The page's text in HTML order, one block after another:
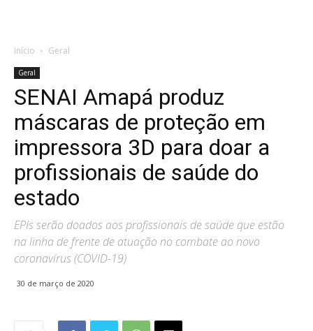
Início Geral
Geral
SENAI Amapá produz
máscaras de proteção em
impressora 3D para doar a
profissionais de saúde do
estado
EPIs serão doados aos profissionais de saúde que estão
na linha de frente de atuação no combate ao novo
coronavírus (COVID-19)
30 de março de 2020